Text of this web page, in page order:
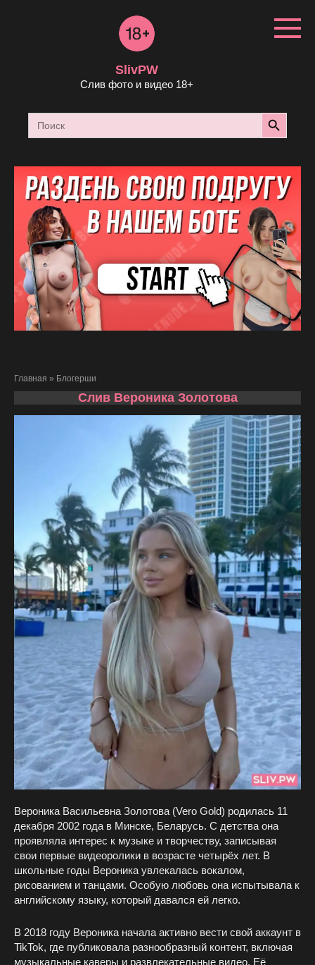
SlivPW
Слив фото и видео 18+
Search
for:
Search Button
Главная » Блогерши
Слив Вероника Золотова
Вероника Васильевна Золотова (Vero Gold) родилась 11
декабря 2002 года в Минске, Беларусь. С детства она
проявляла интерес к музыке и творчеству, записывая
свои первые видеоролики в возрасте четырёх лет. В
школьные годы Вероника увлекалась вокалом,
рисованием и танцами. Особую любовь она испытывала к
английскому языку, который давался ей легко.
В 2018 году Вероника начала активно вести свой аккаунт в
TikTok, где публиковала разнообразный контент, включая
музыкальные каверы и развлекательные видео. Её